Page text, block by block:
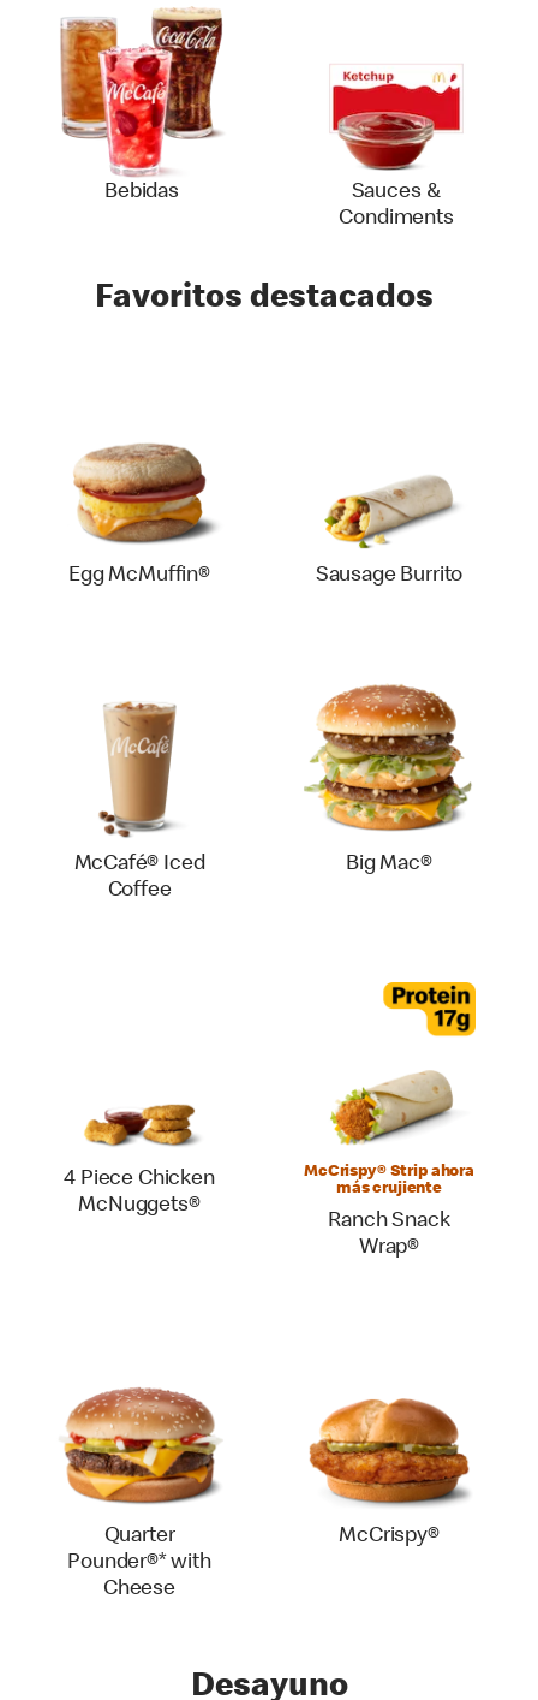
Bebidas
Sauces &
Condiments
Favoritos destacados
Egg McMuffin® Sausage Burrito
McCafé® Iced
Coffee
Big Mac®
4 Piece Chicken
McNuggets®
McCrispy® Strip ahora
más crujiente
Ranch Snack
Wrap®
Quarter
Pounder®* with
Cheese
McCrispy®
Desayuno